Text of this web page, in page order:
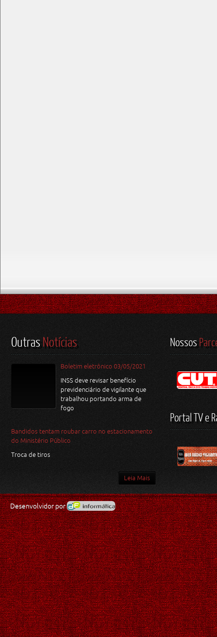
OutrasNotícias
Boletim eletrônico 03/05/2021
INSS deve revisar benefício
previdenciário de vigilante que
trabalhou portando arma de
fogo
Bandidos tentam roubar carro no estacionamento
do Ministério Público
Troca de tiros
Leia Mais
Nossos
Portal TV e
Desenvolvidor por